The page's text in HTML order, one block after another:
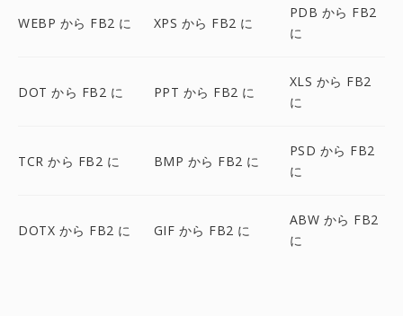
WEBP から FB2 に XPS から FB2 に
PDB から FB2
に
DOT から FB2 に PPT から FB2 に
XLS から FB2
に
TCR から FB2 に BMP から FB2 に
PSD から FB2
に
DOTX から FB2 に GIF から FB2 に
ABW から FB2
に